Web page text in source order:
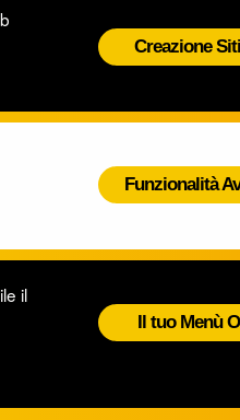
Creazione
Funzionalità
il
Il tuo Menù